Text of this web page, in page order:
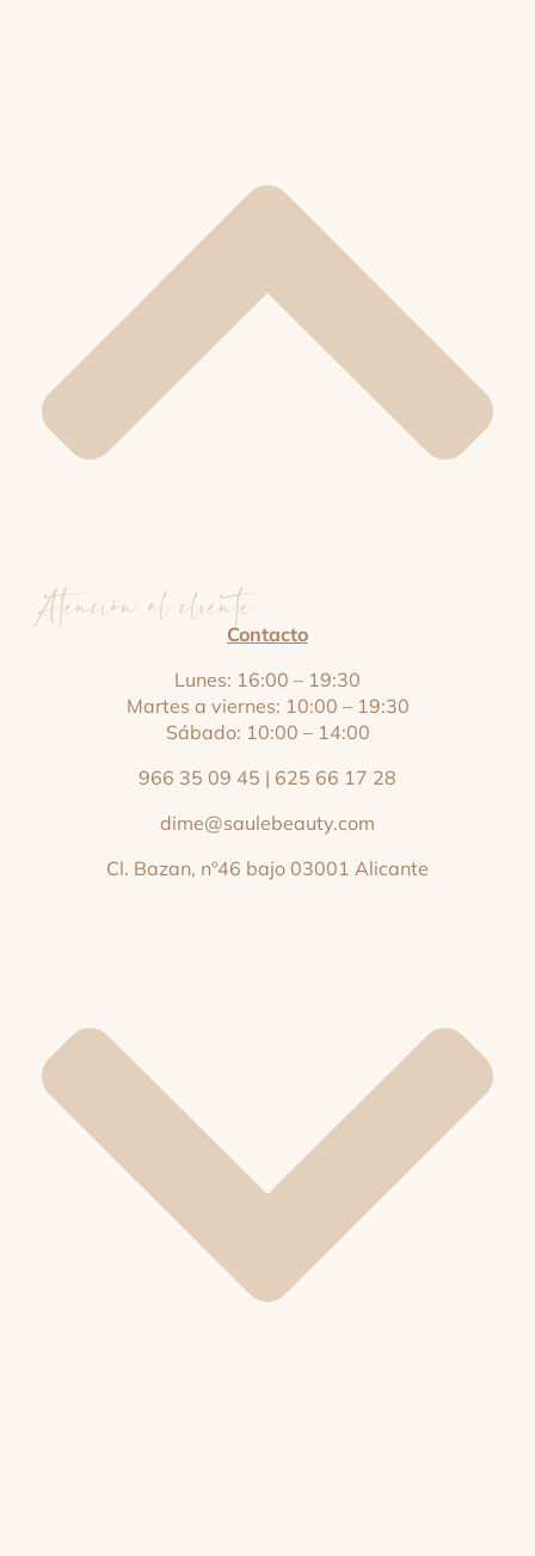
Atención al clienteContacto
Lunes: 16:00 – 19:30
Martes a viernes: 10:00 – 19:30
Sábado: 10:00 – 14:00
966 35 09 45 | 625 66 17 28
dime@saulebeauty.com
Cl. Bazan, nº46 bajo 03001 Alicante